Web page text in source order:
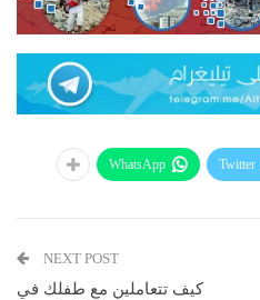
Twitter
WhatsApp
NEXT POST
كيف تتعاملين مع طفلك في